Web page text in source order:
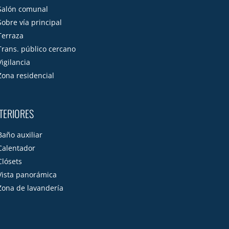
comunal
vía principal
público cercano
residencial
auxiliar
panorámica
de lavandería